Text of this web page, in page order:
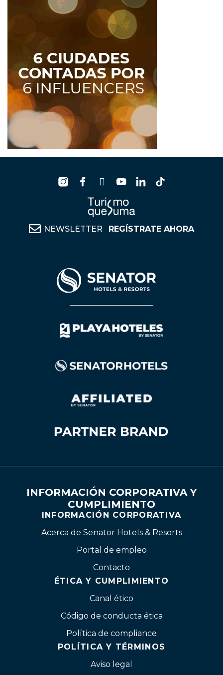
NEWSLETTER REGÍSTRATE AHORA
INFORMACIÓN CORPORATIVA Y
CUMPLIMIENTO
INFORMACIÓN CORPORATIVA
Acerca de Senator Hotels & Resorts
Portal de empleo
Contacto
ÉTICA Y CUMPLIMIENTO
Canal ético
Código de conducta ética
Política de compliance
POLÍTICA Y TÉRMINOS
Aviso legal